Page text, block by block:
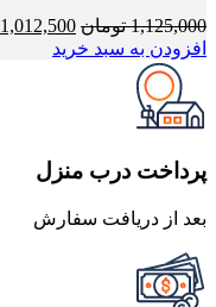
1,125,000 تومان قیمت
اصلی
1,012,500
افزودن به سبد خرید
پرداخت درب منزل
بعد از دریافت سفارش